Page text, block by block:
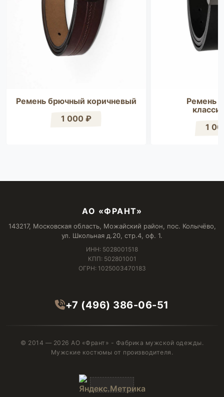
Ремень брючный коричневый
1 000 ₽
Ремень
1
АО «ФРАНТ»
143217, Московская область, Можайский район, пос. Колычёво,
ул. Школьная д.20, стр.4, оф. 1.
ИНН: 5028001518
КПП: 502801001
ОГРН: 1025003470183
+7 (496) 386-06-51
© 2014 — 2026 АО «Франт» - Фабрика мужской одежды.
Мужские костюмы от производителя.